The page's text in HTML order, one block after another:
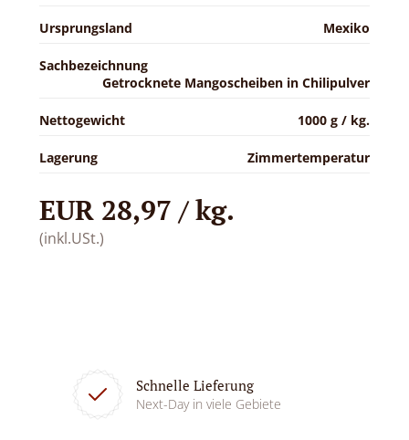
Ursprungsland Mexiko
Sachbezeichnung
Getrocknete Mangoscheiben in Chilipulver
Nettogewicht 1000 g / kg.
Lagerung Zimmertemperatur
EUR 28,97 / kg.
(inkl.USt.)
Schnelle Lieferung
Next-Day in viele Gebiete